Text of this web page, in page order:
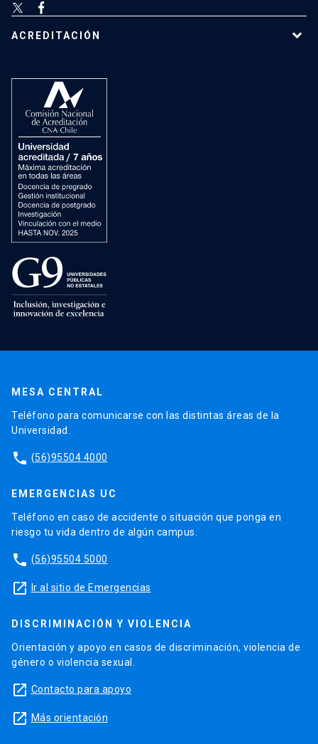
ACREDITACIÓN
MESA CENTRAL
Teléfono para comunicarse con las distintas áreas de la
Universidad.
phone (56)95504 4000
EMERGENCIAS UC
Teléfono en caso de accidente o situación que ponga en
riesgo tu vida dentro de algún campus.
phone (56)95504 5000
launch Ir al sitio de Emergencias
DISCRIMINACIÓN Y VIOLENCIA
Orientación y apoyo en casos de discriminación, violencia de
género o violencia sexual.
launch Contacto para apoyo
launch Más orientación